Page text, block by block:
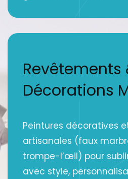
Revêtements
Décorations
Peintures décoratives
artisanales (faux
trompe-l’œil) pour
avec style,